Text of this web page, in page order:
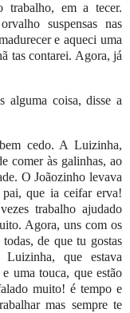
trabalho, em a tecer.
suspensas nas
e aqueci uma
tas contarei. Agora, já
coisa, disse a
cedo. A Luizinha,
comer às galinhas, ao
O Joãozinho levava
pai, que ia ceifar erva!
trabalho ajudado
Agora, uns com os
de que tu gostas
que estava
uma touca, que estão
muito! é tempo e
mas sempre te